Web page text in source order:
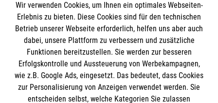
Informationen
Impressum
Datenschutz
Barrierefreiheit
Die Malteser
Wir verwenden Cookies, um Ihnen ein optimales Webseiten-
Erlebnis zu bieten. Diese Cookies sind für den technischen
Betrieb unserer Webseite erforderlich, helfen uns aber auch
dabei, unsere Plattform zu verbessern und zusätzliche
Funktionen bereitzustellen. Sie werden zur besseren
Erfolgskontrolle und Aussteuerung von Werbekampagnen,
wie z.B. Google Ads, eingesetzt. Das bedeutet, dass Cookies
zur Personalisierung von Anzeigen verwendet werden. Sie
entscheiden selbst, welche Kategorien Sie zulassen